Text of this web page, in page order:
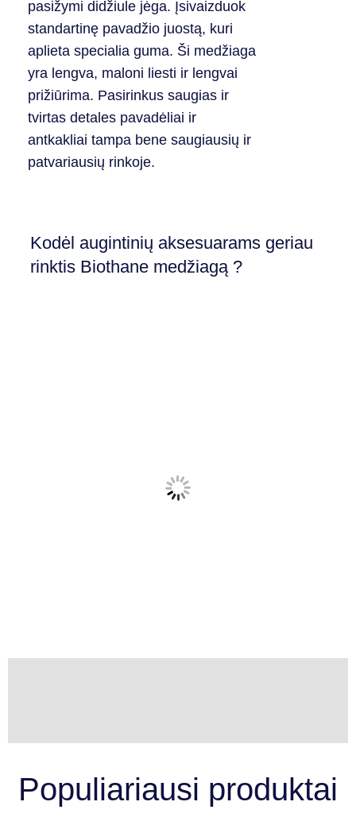
pasižymi didžiule jėga. Įsivaizduok
standartinę pavadžio juostą, kuri
aplieta specialia guma. Ši medžiaga
yra lengva, maloni liesti ir lengvai
prižiūrima. Pasirinkus saugias ir
tvirtas detales pavadėliai ir
antkakliai tampa bene saugiausių ir
patvariausių rinkoje.
Kodėl augintinių aksesuarams geriau
rinktis Biothane medžiagą ?
Populiariausi produktai